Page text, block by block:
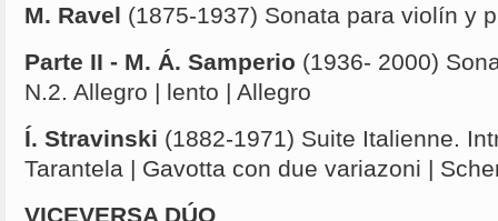
M. Ravel (1875-1937) Sonata para violín y
Parte II - M. Á. Samperio (1936- 2000)
N.2. Allegro | lento | Allegro
Í. Stravinski (1882-1971) Suite Italienne.
Tarantela | Gavotta con due variazoni |
VICEVERSA DÚO